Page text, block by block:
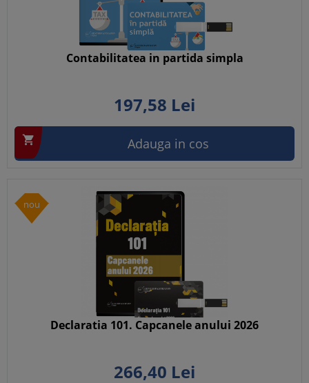
Contabilitatea in partida simpla
197,58 Lei
 Adauga in cos
nou
Declaratia 101. Capcanele anului 2026
266,40 Lei